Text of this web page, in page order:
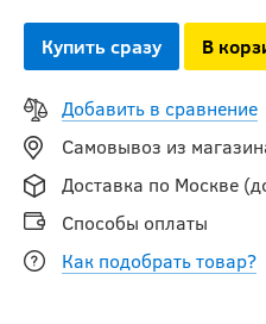
Купить сразу В
Добавить в сравнение
Самовывоз из
Доставка по Москве
Способы оплаты
Как подобрать товар?